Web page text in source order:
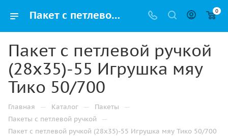
Пакет с петлевой ручкой (28х35)-55 Игрушка мяу Тико 50/700 купить в Набережных Челнах с доставкой оптом и в розницу 0
Пакет с петлевой ручкой
(28х35)-55 Игрушка мяу
Тико 50/700
Главная — Каталог — Пакеты —
Пакеты с петлевой ручкой —
Пакет с петлевой ручкой (28х35)-55 Игрушка мяу Тико 50/700